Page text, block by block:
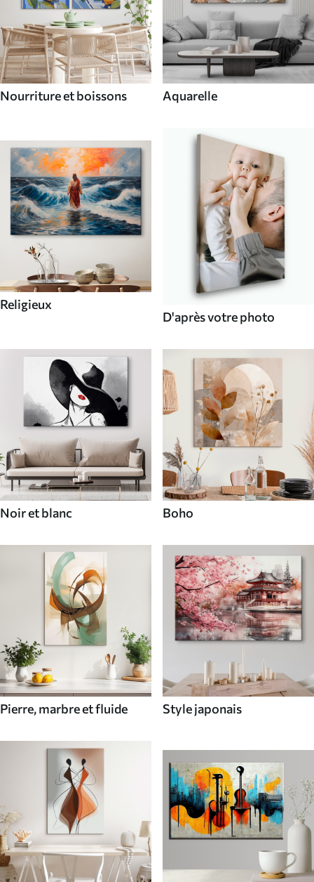
Nourriture et boissons Aquarelle
Religieux
D'après votre photo
Noir et blanc Boho
Pierre, marbre et fluide Style japonais